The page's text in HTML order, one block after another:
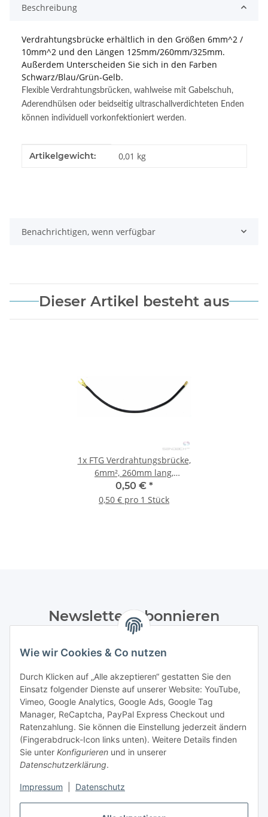
Wie wir Cookies & Co nutzen
Durch Klicken auf „Alle akzeptieren“ gestatten Sie den
Einsatz folgender Dienste auf unserer Website: YouTube,
Vimeo, Google Analytics, Google Ads, Google Tag
Manager, ReCaptcha, PayPal Express Checkout und
Ratenzahlung. Sie können die Einstellung jederzeit ändern
(Fingerabdruck-Icon links unten). Weitere Details finden
Sie unter Konfigurieren und in unserer
Datenschutzerklärung.
Impressum Datenschutz
Beschreibung
Verdrahtungsbrücke erhältlich in den Größen 6mm^2 /
10mm^2 und den Längen 125mm/260mm/325mm.
Außerdem Unterscheiden Sie sich in den Farben
Schwarz/Blau/Grün-Gelb.
Flexible Verdrahtungsbrücken, wahlweise mit Gabelschuh,
Aderendhülsen oder beidseitig ultraschallverdichteten Enden
können individuell vorkonfektioniert werden.
Produkteigenschaft
Wert
Artikelgewicht: 0,01 kg
Benachrichtigen, wenn verfügbar
Dieser Artikel besteht aus
1x FTG Verdrahtungsbrücke,
6mm², 260mm lang,
schwarz, 1x
Gabelkabelschuh, 1x
0,50 € *
0,50 € pro 1 Stück
Newsletter Abonnieren
Datenschutzerklärungregelmäßig und jederzeit widerruflich
Abonnieren
Informationen
Gesetzliche Informationen